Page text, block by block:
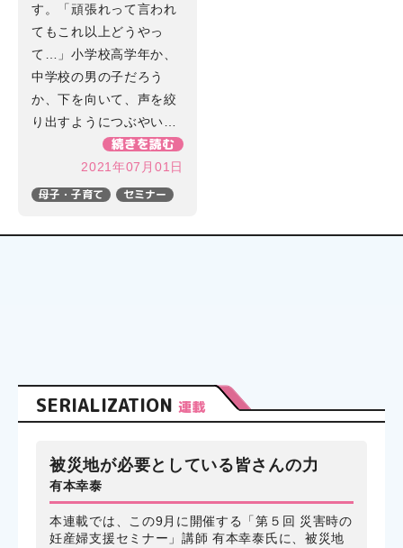
す。「頑張れって言われ
てもこれ以上どうやっ
て…」小学校高学年か、
中学校の男の子だろう
か、下を向いて、声を絞
り出すようにつぶやい…
続きを読む
2021年07月01日
母子・子育て セミナー
SERIALIZATION 連載
被災地が必要としている皆さんの力
有本幸泰
本連載では、この9月に開催する「第５回 災害時の
妊産婦支援セミナー」講師 有本幸泰氏に、被災地